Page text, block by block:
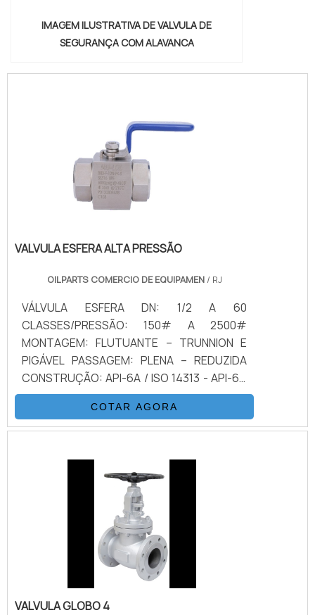
IMAGEM ILUSTRATIVA DE VALVULA DE
SEGURANÇA COM ALAVANCA
VALVULA ESFERA ALTA PRESSÃO
OILPARTS COMERCIO DE EQUIPAMEN/ RJ
VÁLVULA ESFERA DN: 1/2 A 60
CLASSES/PRESSÃO: 150# A 2500#
MONTAGEM: FLUTUANTE – TRUNNION E
PIGÁVEL PASSAGEM: PLENA – REDUZIDA
CONSTRUÇÃO: API-6A / ISO 14313 - API-6D
/ ISO 10423 - ISO 17292 FIRE-SAFE: API607,
API6FA e BS-6755 NACE MR0175 (ULTIMA
VERSÃO) CONEXÕES: SW – FLANGEADA FF,
FUNDIDO – AÇO INOXIDÁVEL – DUPLEX &
SUPER DUPLEX –
ALUMÍNIO/BRONZE/NÍQUEL – TITANIUM –
ALLOYS ESPECIAIS CONFORME CONSULTA
REVESTIMENTOS: PTFE / CERÂMICA, ENP...
SEDE: PTFE, RPTFE, METAL X METAL,
DEVLON, PEEK, NYLON ACIONAMENTO:
ALAVANCA – CAIXA REDUTORA COM
COTAR AGORA
VALVULA GLOBO 4